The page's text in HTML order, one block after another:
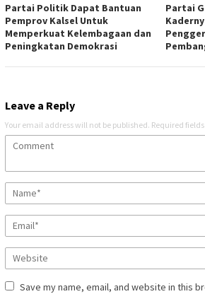
Partai Politik Dapat Bantuan
Pemprov Kalsel Untuk
Memperkuat Kelembagaan dan
Peningkatan Demokrasi
Partai
Leave a Reply
Your email address will not be published. Required
Save my name, email, and website in this